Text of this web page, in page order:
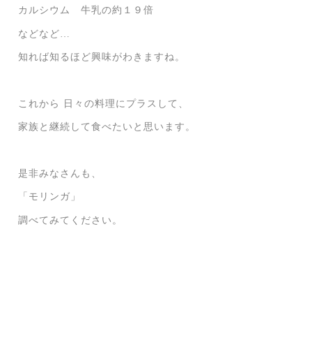
カルシウム 牛乳の約１９倍
などなど…
知れば知るほど興味がわきますね。
これから 日々の料理にプラスして、
家族と継続して食べたいと思います。
是非みなさんも、
「モリンガ」
調べてみてください。